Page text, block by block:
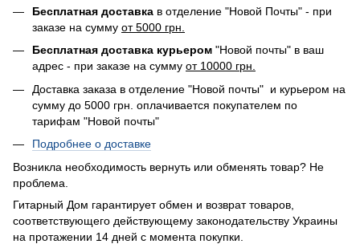
Бесплатная доставка в отделение "Новой Почты" - при
заказе на сумму от 5000 грн.
Бесплатная доставка курьером "Новой почты" в ваш
адрес - при заказе на сумму от 10000 грн.
Доставка заказа в отделение "Новой почты" и курьером на
сумму до 5000 грн. оплачивается покупателем по
тарифам "Новой почты"
Подробнее о доставке
Возникла необходимость вернуть или обменять товар? Не
проблема.
Гитарный Дом гарантирует обмен и возврат товаров,
соответствующего действующему законодательству Украины
на протажении 14 дней с момента покупки.